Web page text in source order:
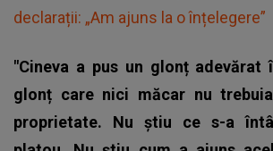
declarații: „Am ajuns la o înțelegere”
"Cineva a pus un glonț adevărat
glonț care nici măcar nu
proprietate. Nu știu ce s-a